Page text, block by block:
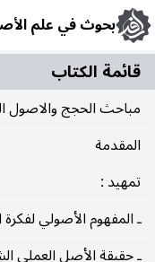
بحوث في علم
قائمة الکتاب
مباحث الحجج والاصول
المقدمة
تمهيد :
ـ المفهوم الأصولي
ـ حقيقة الأصل العملي
كان حق سمرة